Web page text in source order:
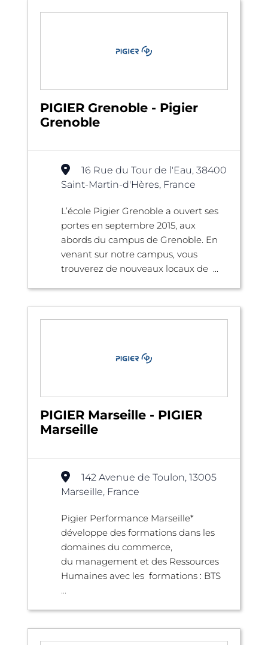
PIGIER Grenoble - Pigier
Grenoble
16 Rue du Tour de l'Eau, 38400
Saint-Martin-d'Hères, France
L’école Pigier Grenoble a ouvert ses
portes en septembre 2015, aux
abords du campus de Grenoble. En
venant sur notre campus, vous
trouverez de nouveaux locaux de ...
PIGIER Marseille - PIGIER
Marseille
142 Avenue de Toulon, 13005
Marseille, France
Pigier Performance Marseille*
développe des formations dans les
domaines du commerce,
du management et des Ressources
Humaines avec les formations : BTS
...